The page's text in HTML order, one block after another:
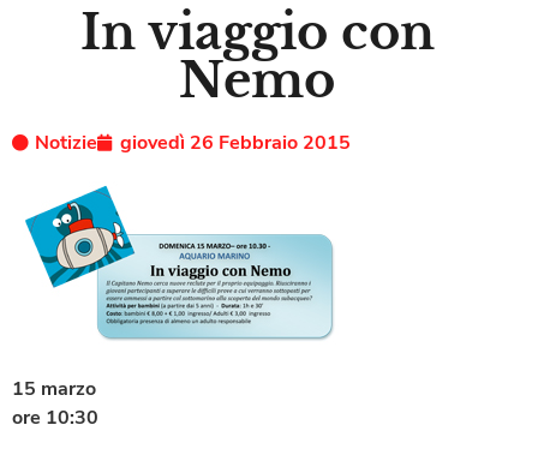
In viaggio con
Nemo
Notizie giovedì 26 Febbraio 2015
15 marzo
ore 10:30